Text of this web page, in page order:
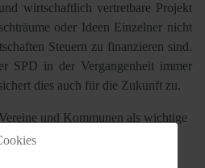
wirtschaftlich vertretbare Projekt
oder Ideen Einzelner nicht
Steuern zu finanzieren sind.
SPD in der Vergangenheit immer
dies auch für die Zukunft zu.
und Kommunen als wichtige
Dorfgemeinschaft.
werden, wenn Aktivitäten in